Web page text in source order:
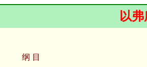
以
纲 目